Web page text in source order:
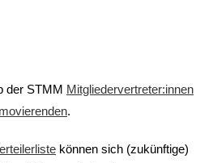
der STMM Mitgliedervertreter:innen
.
können sich (zukünftige)